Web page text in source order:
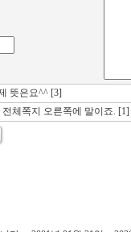
뜻은요^^ [3]
전체쪽지 오른쪽에 말이죠. [1]